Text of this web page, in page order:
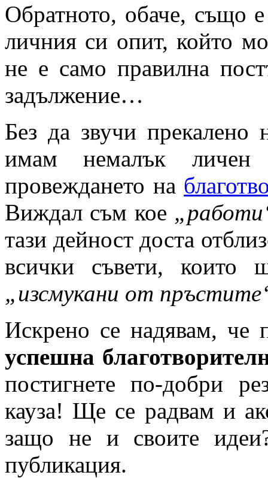
Обратното, обаче, също
личния си опит, който
не е само правилна
задължение…
Без да звучи прекалено
имам немалък личен
провеждането на
Виждал съм кое
тази дейност доста
всички съвети, които
„изсмукани от
Искрено се надявам, че
успешна
постигнете по-добри
кауза! Ще се радвам и
защо не и своите
публикация.